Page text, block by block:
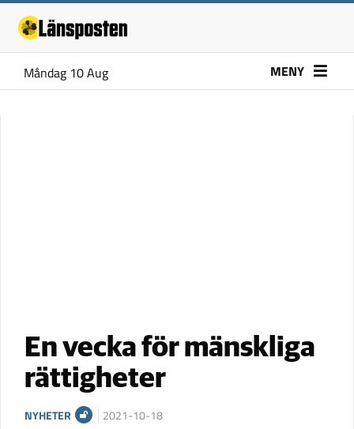
Måndag 10 Aug MENY
En vecka för mänskliga
rättigheter
NYHETER 2021-10-18